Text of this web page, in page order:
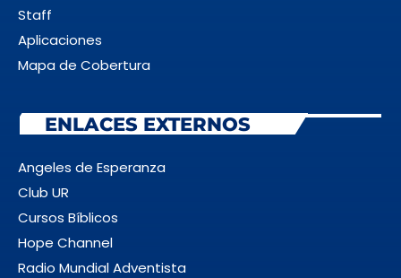
Staff
Aplicaciones
Mapa de Cobertura
ENLACES EXTERNOS
Angeles de Esperanza
Club UR
Cursos Bíblicos
Hope Channel
Radio Mundial Adventista